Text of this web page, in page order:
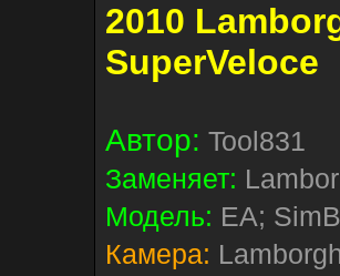
2010
SuperVeloce
Автор: Tool831
Заменяет:
Модель: EA;
Камера: